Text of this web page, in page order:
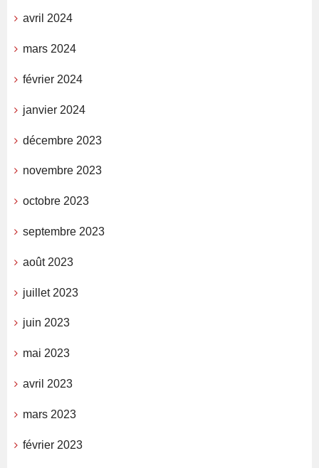
avril 2024
mars 2024
février 2024
janvier 2024
décembre 2023
novembre 2023
octobre 2023
septembre 2023
août 2023
juillet 2023
juin 2023
mai 2023
avril 2023
mars 2023
février 2023